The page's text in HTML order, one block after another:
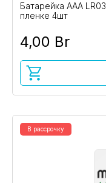
Батарейка AAA
пленке 4шт
4,00 Br
В рассрочку